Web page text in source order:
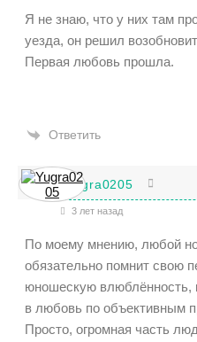
Я не знаю, что у них там
уезда, он решил
Первая любовь прошла.
Ответить
Yugra0205
3 лет назад
По моему мнению, любой
обязательно помнит свою
юношескую влюблённость,
в любовь по объективным
Просто, огромная часть